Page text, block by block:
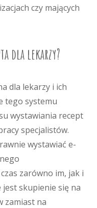
czy mających
dla lekarzy?
dla lekarzy i ich
tego systemu
wystawiania recept
specjalistów.
wystawiać e-
zarówno im, jak i
skupienie się na
zamiast na